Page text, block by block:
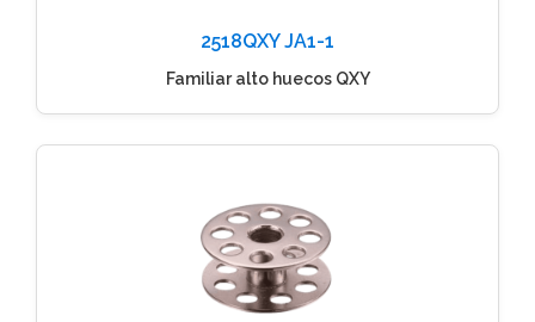
2518QXY JA1-1
Familiar alto huecos QXY